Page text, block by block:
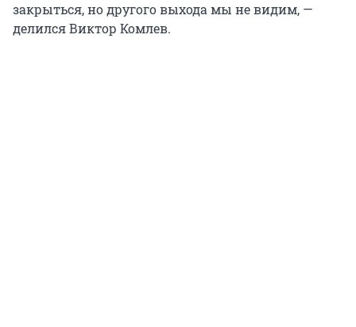
закрыться, но другого выхода мы не видим, —
делился Виктор Комлев.